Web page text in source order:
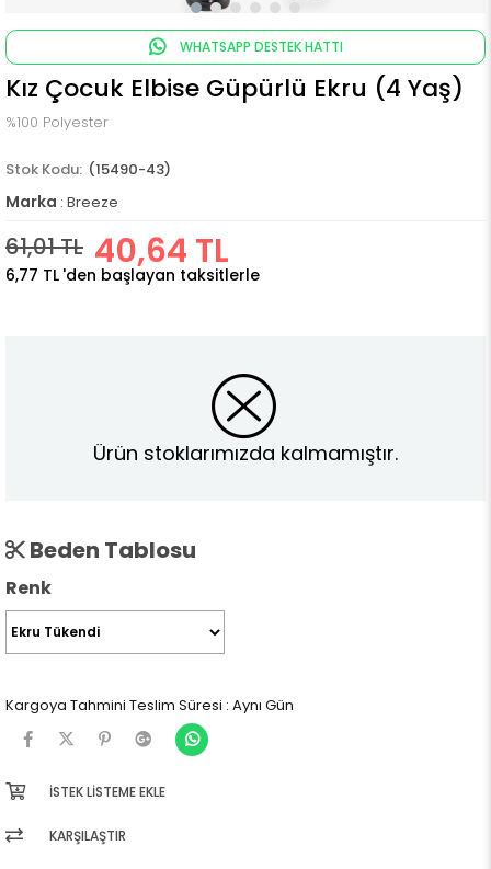
WHATSAPP DESTEK HATTI
Kız Çocuk Elbise Güpürlü Ekru (4 Yaş)
%100 Polyester
(15490-43)
Marka : Breeze
61,01 TL 40,64 TL
6,77 TL 'den başlayan taksitlerle
Ürün stoklarımızda kalmamıştır.
Beden Tablosu
Renk
Kargoya Tahmini Teslim Süresi : Aynı Gün
İSTEK LISTEME EKLE
KARŞILAŞTIR